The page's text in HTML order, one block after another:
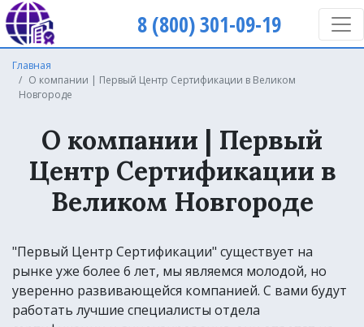
8 (800) 301-09-19
Главная
О компании | Первый Центр Сертификации в Великом
Новгороде
О компании | Первый
Центр Сертификации в
Великом Новгороде
"Первый Центр Сертификации" существует на
рынке уже более 6 лет, мы являемся молодой, но
уверенно развивающейся компанией. С вами будут
работать лучшие специалисты отдела